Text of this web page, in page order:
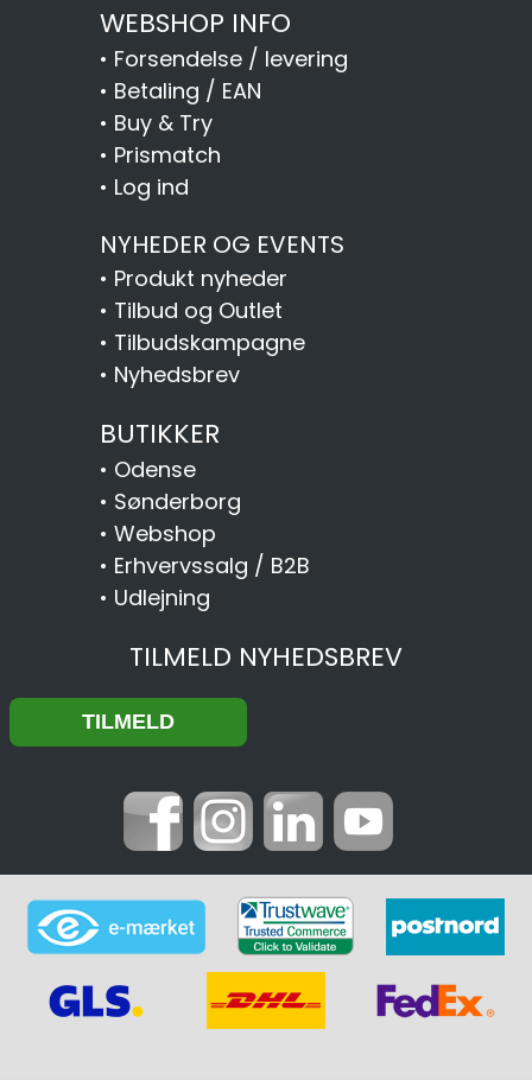
WEBSHOP INFO
• Forsendelse / levering
• Betaling / EAN
• Buy & Try
• Prismatch
• Log ind
NYHEDER OG EVENTS
• Produkt nyheder
• Tilbud og Outlet
• Tilbudskampagne
• Nyhedsbrev
BUTIKKER
• Odense
• Sønderborg
• Webshop
• Erhvervssalg / B2B
• Udlejning
TILMELD NYHEDSBREV